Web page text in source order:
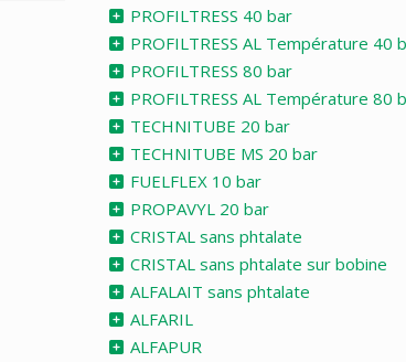
PROFILTRESS 40 bar
PROFILTRESS AL Température 40
PROFILTRESS 80 bar
PROFILTRESS AL Température 80
TECHNITUBE 20 bar
TECHNITUBE MS 20 bar
FUELFLEX 10 bar
PROPAVYL 20 bar
CRISTAL sans phtalate
CRISTAL sans phtalate sur bobine
ALFALAIT sans phtalate
ALFARIL
ALFAPUR